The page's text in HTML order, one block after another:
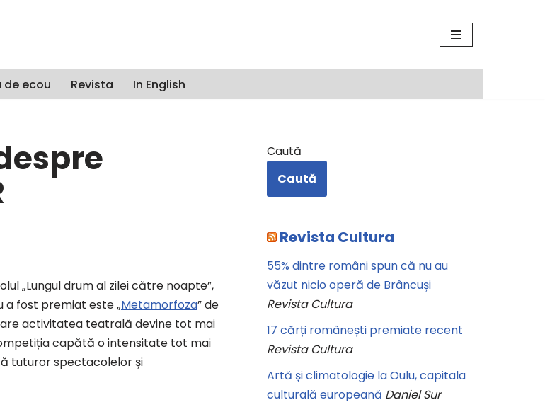
de ecou Revista In English
„Lungul drum al zilei către noapte”,
a fost premiat este „Metamorfoza” de
activitatea teatrală devine tot mai
capătă o intensitate tot mai
tuturor spectacolelor și
Caută
Caută
Revista Cultura
55% dintre români spun că nu au
văzut nicio operă de Brâncuși
Revista Cultura
17 cărți românești premiate recent
Revista Cultura
Artă și climatologie la Oulu, capitala
culturală europeană Daniel Sur